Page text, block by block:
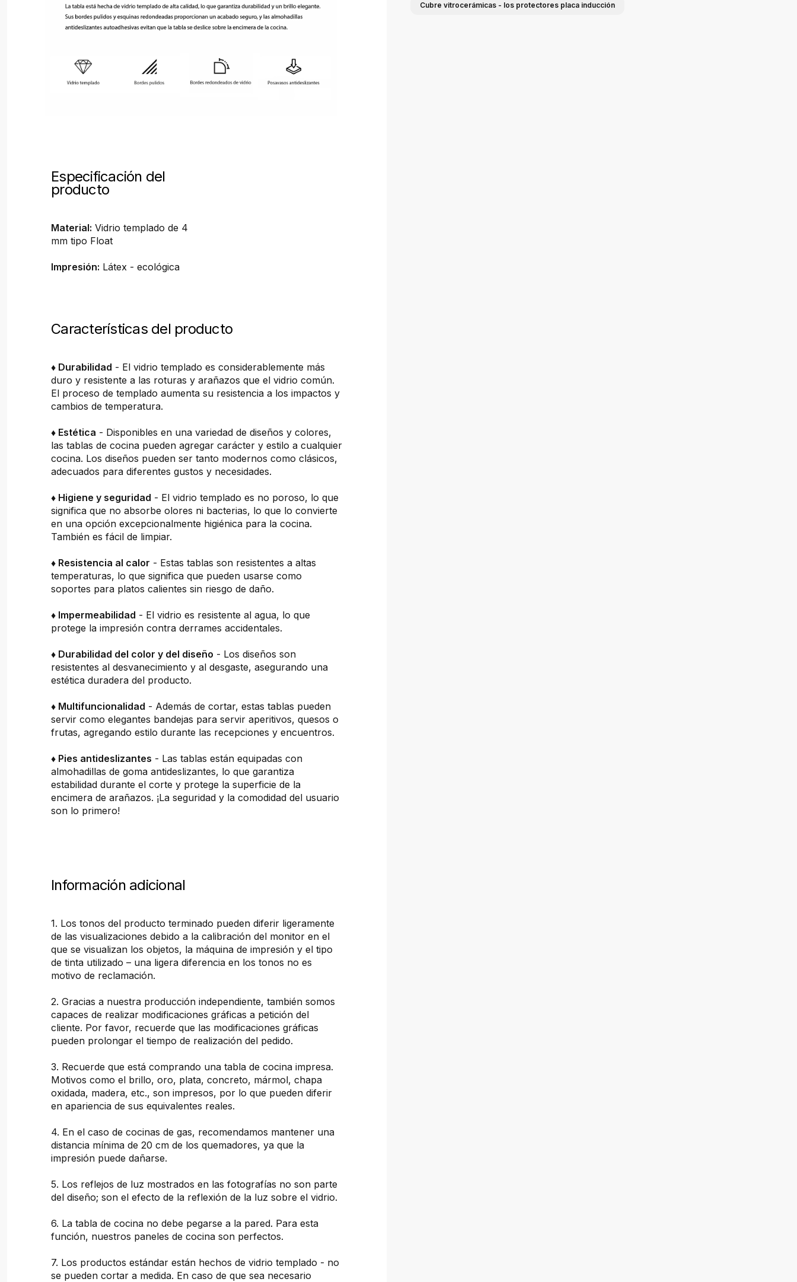
Especificación del
producto
Material: Vidrio templado de 4
mm tipo Float
Impresión: Látex - ecológica
Características del producto
♦ Durabilidad - El vidrio templado es considerablemente más
duro y resistente a las roturas y arañazos que el vidrio común.
El proceso de templado aumenta su resistencia a los impactos y
cambios de temperatura.
♦ Estética - Disponibles en una variedad de diseños y colores,
las tablas de cocina pueden agregar carácter y estilo a cualquier
cocina. Los diseños pueden ser tanto modernos como clásicos,
adecuados para diferentes gustos y necesidades.
♦ Higiene y seguridad - El vidrio templado es no poroso, lo que
significa que no absorbe olores ni bacterias, lo que lo convierte
en una opción excepcionalmente higiénica para la cocina.
También es fácil de limpiar.
♦ Resistencia al calor - Estas tablas son resistentes a altas
temperaturas, lo que significa que pueden usarse como
soportes para platos calientes sin riesgo de daño.
♦ Impermeabilidad - El vidrio es resistente al agua, lo que
protege la impresión contra derrames accidentales.
♦ Durabilidad del color y del diseño - Los diseños son
resistentes al desvanecimiento y al desgaste, asegurando una
estética duradera del producto.
♦ Multifuncionalidad - Además de cortar, estas tablas pueden
servir como elegantes bandejas para servir aperitivos, quesos o
frutas, agregando estilo durante las recepciones y encuentros.
♦ Pies antideslizantes - Las tablas están equipadas con
almohadillas de goma antideslizantes, lo que garantiza
estabilidad durante el corte y protege la superficie de la
encimera de arañazos. ¡La seguridad y la comodidad del usuario
son lo primero!
Información adicional
1. Los tonos del producto terminado pueden diferir ligeramente
de las visualizaciones debido a la calibración del monitor en el
que se visualizan los objetos, la máquina de impresión y el tipo
de tinta utilizado – una ligera diferencia en los tonos no es
motivo de reclamación.
2. Gracias a nuestra producción independiente, también somos
capaces de realizar modificaciones gráficas a petición del
cliente. Por favor, recuerde que las modificaciones gráficas
pueden prolongar el tiempo de realización del pedido.
3. Recuerde que está comprando una tabla de cocina impresa.
Motivos como el brillo, oro, plata, concreto, mármol, chapa
oxidada, madera, etc., son impresos, por lo que pueden diferir
en apariencia de sus equivalentes reales.
4. En el caso de cocinas de gas, recomendamos mantener una
distancia mínima de 20 cm de los quemadores, ya que la
impresión puede dañarse.
5. Los reflejos de luz mostrados en las fotografías no son parte
del diseño; son el efecto de la reflexión de la luz sobre el vidrio.
6. La tabla de cocina no debe pegarse a la pared. Para esta
función, nuestros paneles de cocina son perfectos.
7. Los productos estándar están hechos de vidrio templado - no
se pueden cortar a medida. En caso de que sea necesario
Cubre vitrocerámicas - los protectores placa inducción